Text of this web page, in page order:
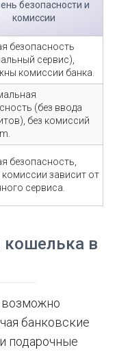
безопасности и
комиссии
безопасность
сервис),
комиссии банка.
(без ввода
без комиссий
безопасность,
комиссии зависит от
сервиса.
в
возможно
банковские
подарочные